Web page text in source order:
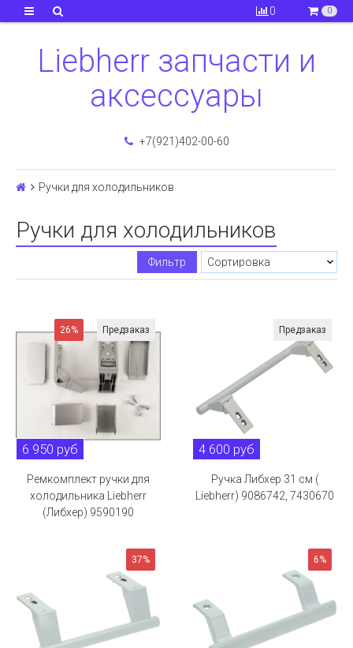
0 0
Liebherr запчасти и
аксессуары
+7(921)402-00-60
Ручки для холодильников
Ручки для холодильников
Фильтр
26% Предзаказ
6 950 руб
Ремкомплект ручки для
холодильника Liebherr
(Либхер) 9590190
Предзаказ
4 600 руб
Ручка Либхер 31 см (
Liebherr) 9086742, 7430670
37% 6%